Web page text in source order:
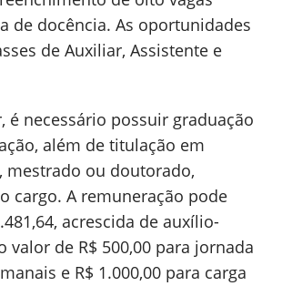
de docência. As oportunidades
de Auxiliar, Assistente e
é necessário possuir graduação
além de titulação em
mestrado ou doutorado,
cargo. A remuneração pode
acrescida de auxílio-
valor de R$ 500,00 para jornada
e R$ 1.000,00 para carga